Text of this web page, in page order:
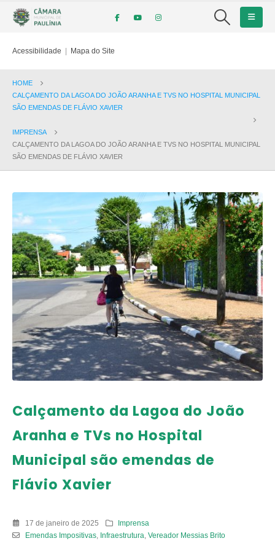
Acessibilidade | Mapa do Site
HOME
CALÇAMENTO DA LAGOA DO JOÃO ARANHA E TVS NO HOSPITAL MUNICIPAL
SÃO EMENDAS DE FLÁVIO XAVIER
IMPRENSA
CALÇAMENTO DA LAGOA DO JOÃO ARANHA E TVS NO HOSPITAL MUNICIPAL
SÃO EMENDAS DE FLÁVIO XAVIER
Calçamento da Lagoa do João
Aranha e TVs no Hospital
Municipal são emendas de
Flávio Xavier
17 de janeiro de 2025
Imprensa
Emendas Impositivas, Infraestrutura Vereador Messias Brito